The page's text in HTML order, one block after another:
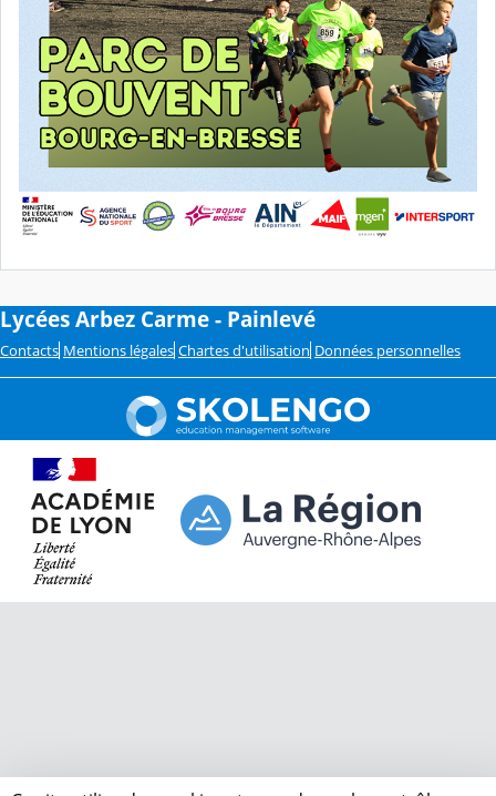
Lycées Arbez Carme - Painlevé
Contacts Mentions légales Chartes d'utilisation Données personnelles